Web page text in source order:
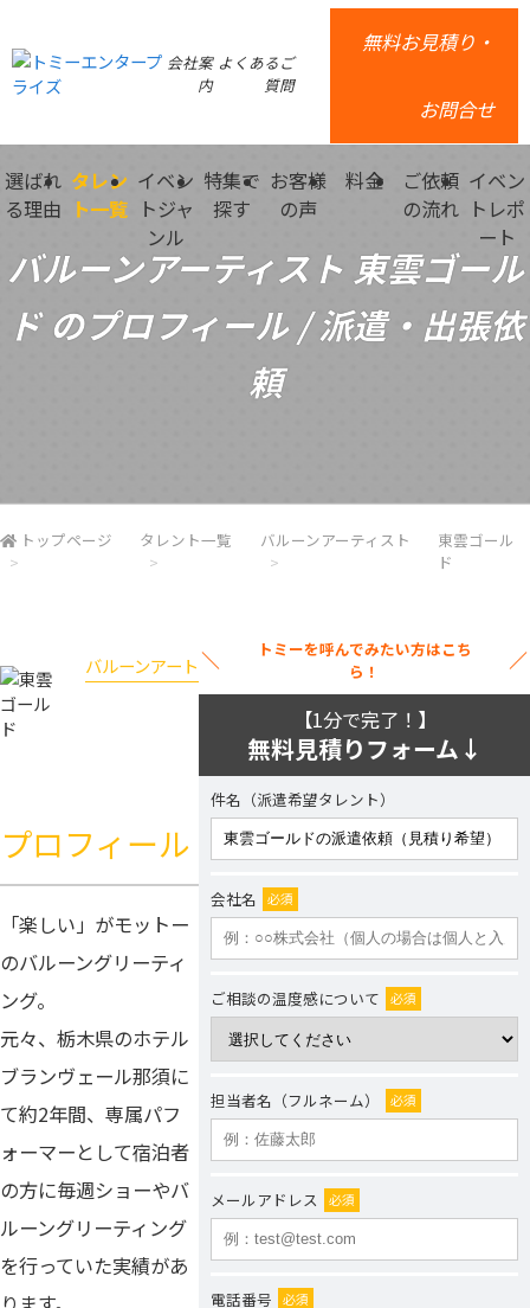
会社案
内
よくあるご
質問
無料お見積り・
お問合せ
選ばれ
る理由
タレン
ト一覧
イベン
トジャ
ンル
特集で
探す
お客様
の声
料金
ご依頼
の流れ
イベン
トレポ
ート
バルーンアーティスト 東雲ゴール
ド のプロフィール / 派遣・出張依
頼
トップページ タレント一覧 バルーンアーティスト
東雲ゴール
ド
バルーンアート
プロフィール
「楽しい」がモットー
のバルーングリーティ
ング。
元々、栃木県のホテル
ブランヴェール那須に
て約2年間、専属パフ
ォーマーとして宿泊者
の方に毎週ショーやバ
ルーングリーティング
を行っていた実績があ
トミーを呼んでみたい方はこち
ら！
【1分で完了！】
無料見積りフォーム↓
件名（派遣希望タレント）
会社名 必須
ご相談の温度感について 必須
担当者名（フルネーム） 必須
メールアドレス 必須
電話番号 必須